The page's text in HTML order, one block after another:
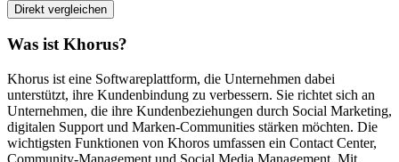
Direkt vergleichen
Was ist Khorus?
Khorus ist eine Softwareplattform, die Unternehmen dabei
unterstützt, ihre Kundenbindung zu verbessern. Sie richtet sich an
Unternehmen, die ihre Kundenbeziehungen durch Social Marketing,
digitalen Support und Marken-Communities stärken möchten. Die
wichtigsten Funktionen von Khoros umfassen ein Contact Center,